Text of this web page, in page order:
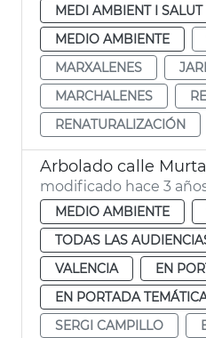
MEDI AMBIENT I SALUT
MEDIO AMBIENTE
MARXALENES
MARCHALENES
RENATURALIZACIÓN
Arbolado calle
modificado hace 3
MEDIO AMBIENTE
TODAS LAS
VALENCIA
EN
EN PORTADA
SERGI CAMPILLO